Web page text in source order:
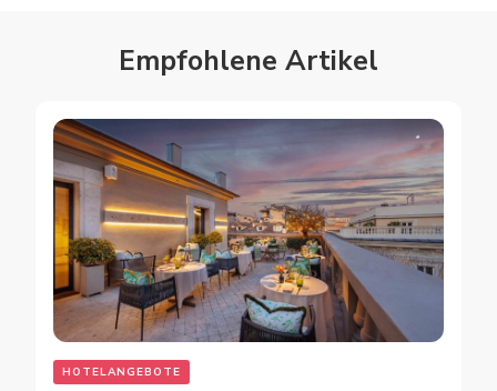
Empfohlene Artikel
HOTELANGEBOTE